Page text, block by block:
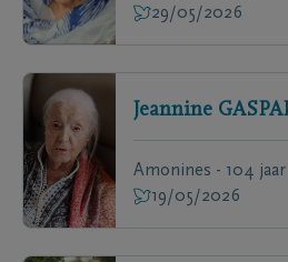
29/05/2026
Jeannine
Amonines - 104 jaar
19/05/2026